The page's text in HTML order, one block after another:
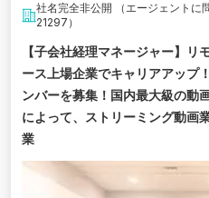
社名完全非公開 （エージェントに
21297）
【子会社経理マネージャー】リ
ース上場企業でキャリアアップ
ンバーを募集！国内最大級の動
によって、ストリーミング動画
業